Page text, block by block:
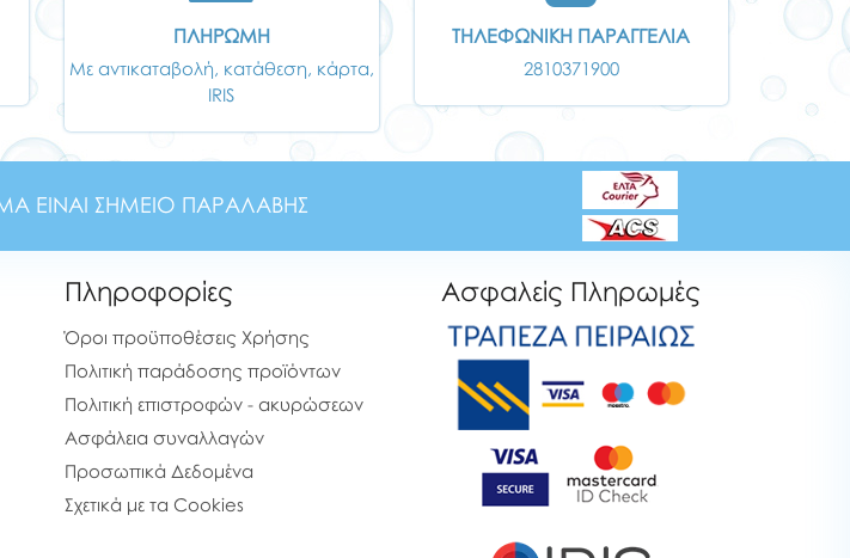
ΠΛΗΡΩΜΗ
Με αντικαταβολή, κατάθεση, κάρτα,
IRIS
ΤΗΛΕΦΩΝΙΚΗ ΠΑΡΑΓΓΕΛΙΑ
2810371900
ΕΙΝΑΙ ΣΗΜΕΙΟ ΠΑΡΑΛΑΒΗΣ
Πληροφορίες
Όροι προϋποθέσεις Χρήσης
Πολιτική παράδοσης προϊόντων
Πολιτική επιστροφών - ακυρώσεων
Ασφάλεια συναλλαγών
Προσωπικά Δεδομένα
Σχετικά με τα Cookies
Ασφαλείς Πληρωμές